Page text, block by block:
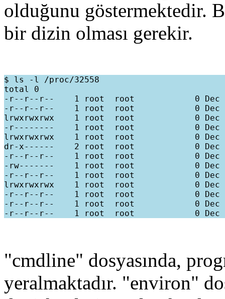
olduğunu göstermektedir.
bir dizin olması gerekir.
$ ls -l /proc/32558
total 0
-r--r--r--    1 root  root            0 Dec 25
-r--r--r--    1 root  root            0 Dec
lrwxrwxrwx    1 root  root            0 Dec
-r--------    1 root  root            0 Dec
lrwxrwxrwx    1 root  root            0 Dec
dr-x------    2 root  root            0 Dec
-r--r--r--    1 root  root            0 Dec 25
-rw-------    1 root  root            0 Dec 25
-r--r--r--    1 root  root            0 Dec 25
lrwxrwxrwx    1 root  root            0 Dec
-r--r--r--    1 root  root            0 Dec
-r--r--r--    1 root  root            0 Dec
"cmdline" dosyasında,
yeralmaktadır. "environ"